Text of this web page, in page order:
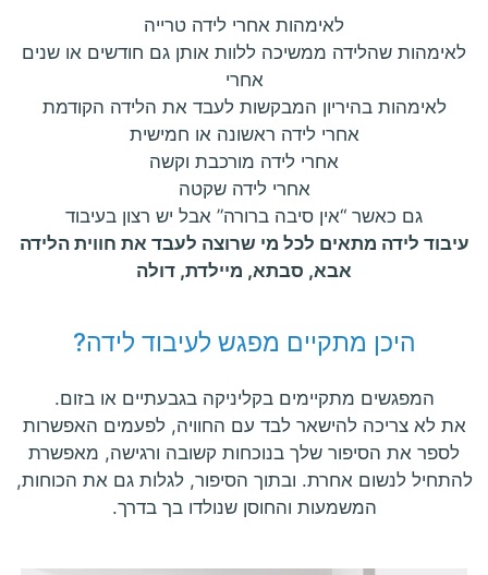
לאימהות אחרי לידה טרייה
לאימהות שהלידה ממשיכה ללוות אותן גם חודשים או שנים
אחרי
לאימהות בהיריון המבקשות לעבד את הלידה הקודמת
אחרי לידה ראשונה או חמישית
אחרי לידה מורכבת וקשה
אחרי לידה שקטה
גם כאשר “אין סיבה ברורה” אבל יש רצון בעיבוד
עיבוד לידה מתאים לכל מי שרוצה לעבד את חווית הלידה
אבא, סבתא, מיילדת, דולה
היכן מתקיים מפגש לעיבוד לידה?
המפגשים מתקיימים בקליניקה בגבעתיים או בזום.
את לא צריכה להישאר לבד עם החוויה, לפעמים האפשרות
לספר את הסיפור שלך בנוכחות קשובה ורגישה, מאפשרת
להתחיל לנשום אחרת. ובתוך הסיפור, לגלות גם את הכוחות,
המשמעות והחוסן שנולדו בך בדרך.